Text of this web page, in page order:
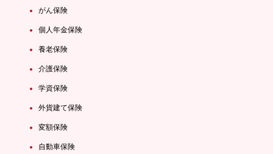
がん保険
個人年金保険
養老保険
介護保険
学資保険
外貨建て保険
変額保険
自動車保険